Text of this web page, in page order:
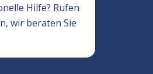
Hilfe? Rufen
wir beraten Sie